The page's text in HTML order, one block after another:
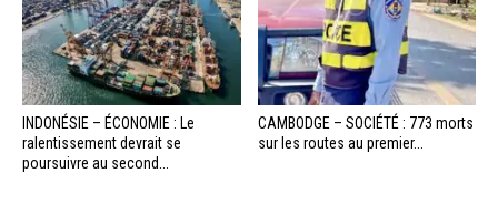
INDONÉSIE – ÉCONOMIE : Le
ralentissement devrait se
poursuivre au second...
CAMBODGE – SOCIÉTÉ : 773 morts
sur les routes au premier...